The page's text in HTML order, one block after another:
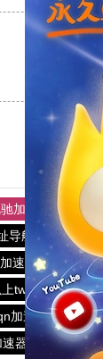
驰加速器
旋风
导航 软件中
速器 老王vp
twitter的免费加
加速试用 快
速器 加速器哪